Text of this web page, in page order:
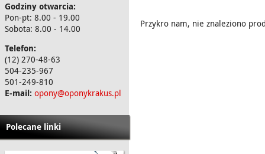
Godziny otwarcia:
Pon-pt: 8.00 - 19.00
Sobota: 8.00 - 14.00
Telefon:
(12) 270-48-63
504-235-967
501-249-810
E-mail: opony@oponykrakus.pl
Polecane linki
Przykro nam, nie znaleziono